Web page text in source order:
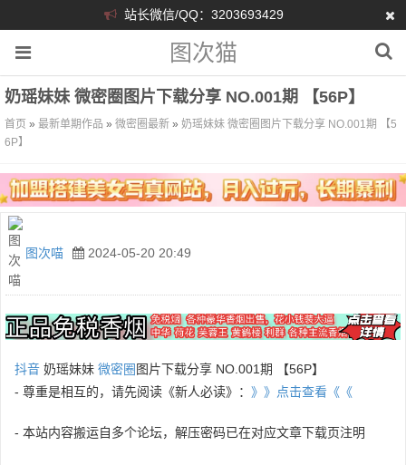
站长微信/QQ：3203693429
图次猫
奶瑶妹妹 微密圈图片下载分享 NO.001期 【56P】
首页 » 最新单期作品 » 微密圈最新 » 奶瑶妹妹 微密圈图片下载分享 NO.001期 【5
6P】
图次喵 2024-05-20 20:49
抖音 奶瑶妹妹 微密圈 图片下载分享 NO.001期 【56P】
- 尊重是相互的，请先阅读《新人必读》： 》》点击查看《《
- 本站内容搬运自多个论坛，解压密码已在对应文章下载页注明